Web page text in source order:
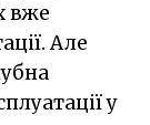
вже
Але
у